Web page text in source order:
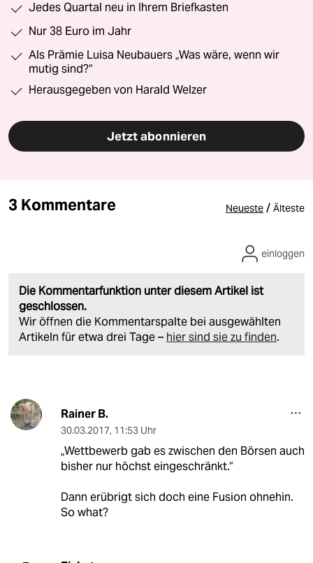
Jedes Quartal neu in Ihrem Briefkasten
Nur 38 Euro im Jahr
Als Prämie Luisa Neubauers „Was wäre, wenn wir
mutig sind?“
Herausgegeben von Harald Welzer
Jetzt abonnieren
3 Kommentare Neueste / Älteste
Die Kommentarfunktion unter diesem Artikel ist
geschlossen.
Wir öffnen die Kommentarspalte bei ausgewählten
Artikeln für etwa drei Tage – hier sind sie zu finden.
einloggen
Rainer B.
30.03.2017, 11:53 Uhr
„Wettbewerb gab es zwischen den Börsen auch
bisher nur höchst eingeschränkt.“
Dann erübrigt sich doch eine Fusion ohnehin.
So what?